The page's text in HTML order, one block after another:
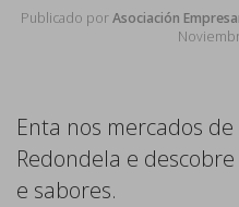
Publicado porAsociación
Enta nos mercados
Redondela e
e sabores.